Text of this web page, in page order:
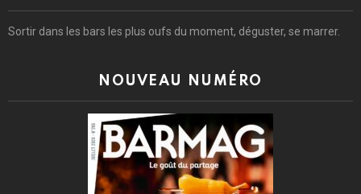
Sortir dans les bars les plus oufs du moment, déguster, se marrer.
NOUVEAU NUMÉRO